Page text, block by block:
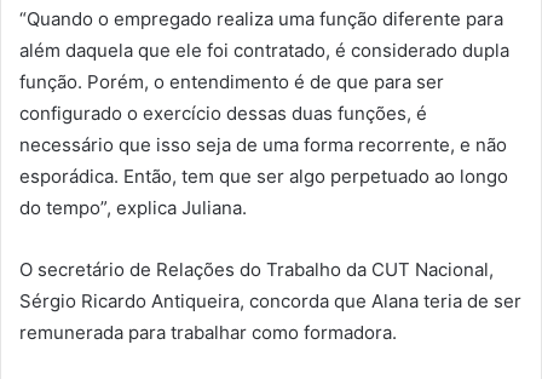
“Quando o empregado realiza uma função diferente para
além daquela que ele foi contratado, é considerado dupla
função. Porém, o entendimento é de que para ser
configurado o exercício dessas duas funções, é
necessário que isso seja de uma forma recorrente, e não
esporádica. Então, tem que ser algo perpetuado ao longo
do tempo”, explica Juliana.
O secretário de Relações do Trabalho da CUT Nacional,
Sérgio Ricardo Antiqueira, concorda que Alana teria de ser
remunerada para trabalhar como formadora.